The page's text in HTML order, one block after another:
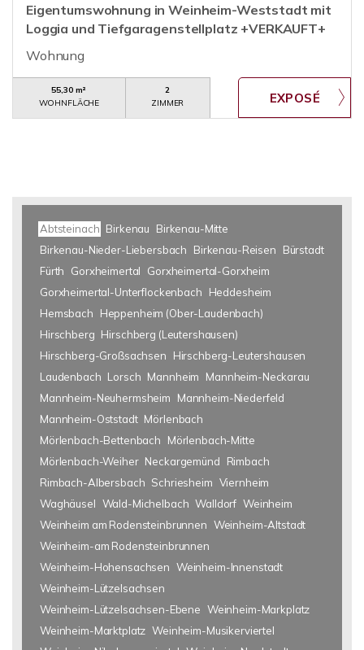
Eigentumswohnung in Weinheim-Weststadt mit
Loggia und Tiefgaragenstellplatz +VERKAUFT+
Wohnung
55,30 m²
WOHNFLÄCHE
2
ZIMMER
Abtsteinach Birkenau
Birkenau-Mitte
Birkenau-Nieder-Liebersbach
Birkenau-Reisen
Bürstadt
Fürth
Gorxheimertal
Gorxheimertal-Gorxheim
Gorxheimertal-Unterflockenbach
Heddesheim
Hemsbach
Heppenheim (Ober-Laudenbach)
Hirschberg Hirschberg (Leutershausen)
Hirschberg-Großsachsen
Hirschberg-Leutershausen
Laudenbach Lorsch Mannheim
Mannheim-Neckarau
Mannheim-Neuhermsheim
Mannheim-Niederfeld
Mannheim-Oststadt Mörlenbach
Mörlenbach-Bettenbach
Mörlenbach-Mitte
Mörlenbach-Weiher Neckargemünd
Rimbach
Rimbach-Albersbach Schriesheim Viernheim
Waghäusel Wald-Michelbach Walldorf Weinheim
Weinheim am Rodensteinbrunnen Weinheim-Altstadt
Weinheim-am Rodensteinbrunnen
Weinheim-Hohensachsen Weinheim-Innenstadt
Weinheim-Lützelsachsen
Weinheim-Lützelsachsen-Ebene Weinheim-Markplatz
Weinheim-Marktplatz Weinheim-Musikerviertel